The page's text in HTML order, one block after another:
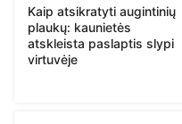
Kaip atsikratyti augintinių
plaukų: kaunietės
atskleista paslaptis slypi
virtuvėje